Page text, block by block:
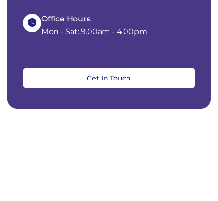
Office Hours
Mon - Sat: 9.00am - 4.00pm